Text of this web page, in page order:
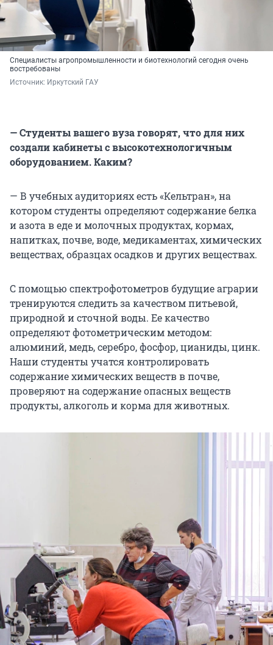
Специалисты агропромышленности и биотехнологий сегодня очень
востребованы
Источник: Иркутский ГАУ
— Студенты вашего вуза говорят, что для них
создали кабинеты с высокотехнологичным
оборудованием. Каким?
— В учебных аудиториях есть «Кельтран», на
котором студенты определяют содержание белка
и азота в еде и молочных продуктах, кормах,
напитках, почве, воде, медикаментах, химических
веществах, образцах осадков и других веществах.
С помощью спектрофотометров будущие аграрии
тренируются следить за качеством питьевой,
природной и сточной воды. Ее качество
определяют фотометрическим методом:
алюминий, медь, серебро, фосфор, цианиды, цинк.
Наши студенты учатся контролировать
содержание химических веществ в почве,
проверяют на содержание опасных веществ
продукты, алкоголь и корма для животных.